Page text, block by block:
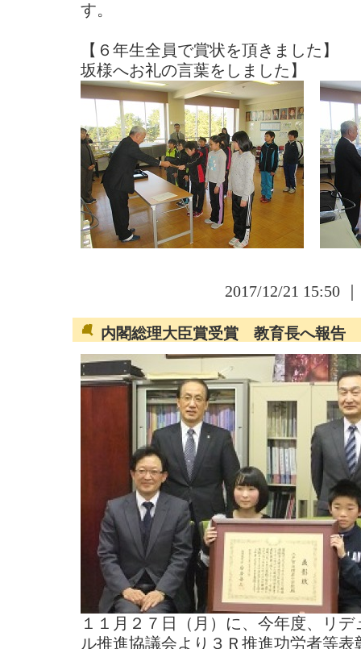
す。
【６年生全員で賞状を
坂様へお礼の言葉をしました】
2017/12/21 15:50
内閣総理大臣賞受賞 教育長へ報告
１１月２７日（月）に、今年度、リ
ル推進協議会より３Ｒ推進功労者等